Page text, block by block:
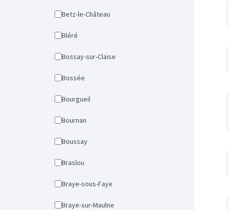
Betz-le-Château
Bléré
Bossay-sur-Claise
Bossée
Bourgueil
Bournan
Boussay
Braslou
Braye-sous-Faye
Braye-sur-Maulne